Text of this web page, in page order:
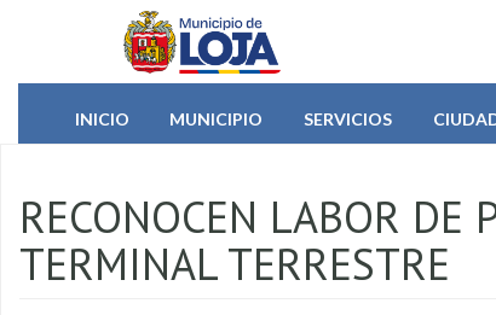
Pasar al contenido principal
INICIO
MUNICIPIO SERVICIOS
RECONOCEN LABOR DE
TERMINAL TERRESTRE